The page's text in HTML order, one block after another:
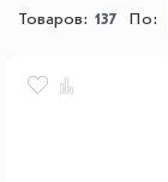
Товаров: 137 По: